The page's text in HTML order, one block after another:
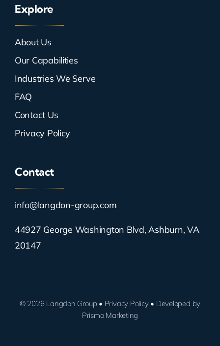
Explore
About Us
Our Capabilities
Industries We Serve
FAQ
Contact Us
Privacy Policy
Contact
info@langdon-group.com
44927 George Washington Blvd, Ashburn, VA
20147
© 2026 Langdon Group • Privacy Policy• Developed by
Prismo Marketing